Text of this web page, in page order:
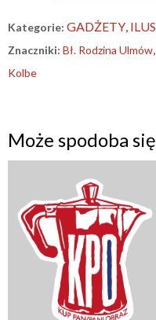
Back!”
–
naklejka
Kategorie: GADŻETY,
Znaczniki: Bł. Rodzina Ulmów,
Kolbe
Może spodoba